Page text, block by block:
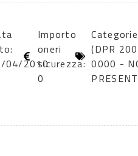
04/2010
Importo
oneri
sicurezza:
0
(DPR
0000 -